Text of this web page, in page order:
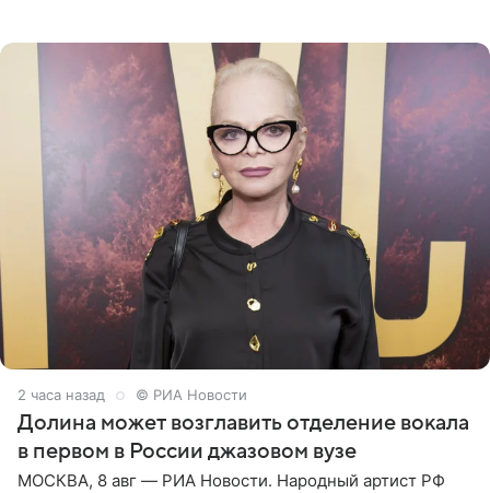
2 часа назад © РИА Новости
Долина может возглавить отделение вокала
в первом в России джазовом вузе
МОСКВА, 8 авг — РИА Новости. Народный артист РФ